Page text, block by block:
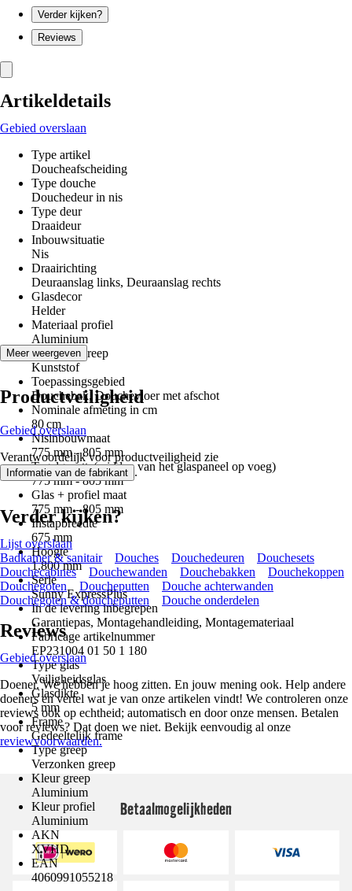
Verder kijken?
Reviews
Artikeldetails
Gebied overslaan
Type artikel
Doucheafscheiding
Type douche
Douchedeur in nis
Type deur
Draaideur
Inbouwsituatie
Nis
Draairichting
Deuraanslag links, Deuraanslag rechts
Glasdecor
Helder
Materiaal profiel
Aluminium
Materiaal greep
Kunststof
Toepassingsgebied
Douchebak, Douchevloer met afschot
Nominale afmeting in cm
80 cm
Nisinbouwmaat
775 mm - 805 mm
Tegelgrootte(midden van het glaspaneel op voeg)
775 mm - 805 mm
Glas + profiel maat
775 mm - 805 mm
Instapbreedte
675 mm
Hoogte
1.800 mm
Serie
Sunny ExpressPlus
In de levering inbegrepen
Garantiepas, Montagehandleiding, Montagemateriaal
Fabricage artikelnummer
EP231004 01 50 1 180
Type glas
Veiligheidsglas
Glasdikte
5 mm
Frame
Gedeeltelijk frame
Type greep
Verzonken greep
Kleur greep
Aluminium
Kleur profiel
Aluminium
AKN
XVHD
EAN
4060991055218
Meer weergeven
Productveiligheid
Gebied overslaan
Verantwoordelijk voor productveiligheid zie
Informatie van de fabrikant .
Verder kijken?
Lijst overslaan
Badkamer & sanitair
Douches Douchedeuren
Douchesets
Douchecabines
Douchewanden Douchebakken
Douchekoppen
Douchegoten
Doucheputten
Douche achterwanden
Douchegoten & doucheputten
Douche onderdelen
Reviews
Gebied overslaan
Doener. We hebben je hoog zitten. En jouw mening ook. Help andere
doeners en vertel wat je van onze artikelen vindt! We controleren onze
reviews ook op echtheid; automatisch en door onze mensen. Betalen
voor reviews? Dat doen we niet. Bekijk eenvoudig al onze
reviewvoorwaarden.
Betaalmogelijkheden